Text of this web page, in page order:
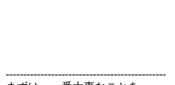
----------------------------------------------